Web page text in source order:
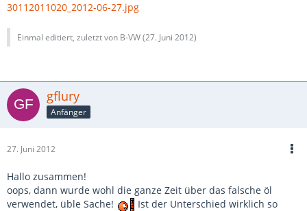
30112011020_2012-06-27.jpg
Einmal editiert, zuletzt von B-VW (27. Juni 2012)
gflury
Anfänger
27. Juni 2012
Hallo zusammen!
oops, dann wurde wohl die ganze Zeit über das falsche öl
verwendet, üble Sache!
Ist der Unterschied wirklich so